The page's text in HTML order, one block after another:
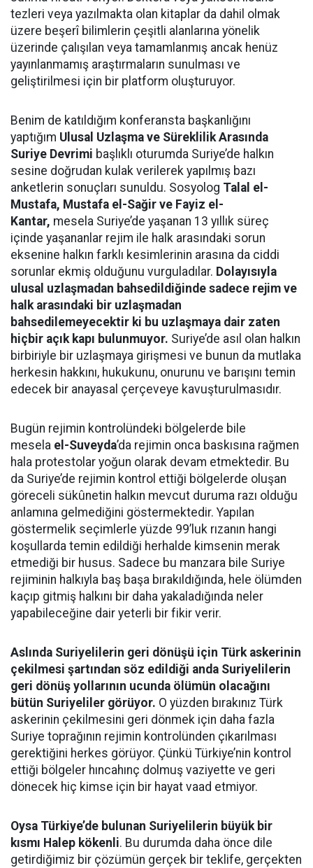
tezleri veya yazılmakta olan kitaplar da dahil olmak
üzere beşerî bilimlerin çeşitli alanlarına yönelik
üzerinde çalışılan veya tamamlanmış ancak henüz
yayınlanmamış araştırmaların sunulması ve
geliştirilmesi için bir platform oluşturuyor.
Benim de katıldığım konferansta başkanlığını
yaptığım Ulusal Uzlaşma ve Süreklilik Arasında
Suriye Devrimi başlıklı oturumda Suriye’de halkın
sesine doğrudan kulak verilerek yapılmış bazı
anketlerin sonuçları sunuldu. Sosyolog Talal el-
Mustafa, Mustafa el-Sağir ve Fayiz el-
Kantar, mesela Suriye’de yaşanan 13 yıllık süreç
içinde yaşananlar rejim ile halk arasındaki sorun
eksenine halkın farklı kesimlerinin arasına da ciddi
sorunlar ekmiş olduğunu vurguladılar. Dolayısıyla
ulusal uzlaşmadan bahsedildiğinde sadece rejim ve
halk arasındaki bir uzlaşmadan
bahsedilemeyecektir ki bu uzlaşmaya dair zaten
hiçbir açık kapı bulunmuyor. Suriye’de asıl olan halkın
birbiriyle bir uzlaşmaya girişmesi ve bunun da mutlaka
herkesin hakkını, hukukunu, onurunu ve barışını temin
edecek bir anayasal çerçeveye kavuşturulmasıdır.
Bugün rejimin kontrolündeki bölgelerde bile
mesela el-Suveyda’da rejimin onca baskısına rağmen
hala protestolar yoğun olarak devam etmektedir. Bu
da Suriye’de rejimin kontrol ettiği bölgelerde oluşan
göreceli sükûnetin halkın mevcut duruma razı olduğu
anlamına gelmediğini göstermektedir. Yapılan
göstermelik seçimlerle yüzde 99’luk rızanın hangi
koşullarda temin edildiği herhalde kimsenin merak
etmediği bir husus. Sadece bu manzara bile Suriye
rejiminin halkıyla baş başa bırakıldığında, hele ölümden
kaçıp gitmiş halkını bir daha yakaladığında neler
yapabileceğine dair yeterli bir fikir verir.
Aslında Suriyelilerin geri dönüşü için Türk askerinin
çekilmesi şartından söz edildiği anda Suriyelilerin
geri dönüş yollarının ucunda ölümün olacağını
bütün Suriyeliler görüyor. O yüzden bırakınız Türk
askerinin çekilmesini geri dönmek için daha fazla
Suriye toprağının rejimin kontrolünden çıkarılması
gerektiğini herkes görüyor. Çünkü Türkiye’nin kontrol
ettiği bölgeler hıncahınç dolmuş vaziyette ve geri
dönecek hiç kimse için bir hayat vaad etmiyor.
Oysa Türkiye’de bulunan Suriyelilerin büyük bir
kısmı Halep kökenli. Bu durumda daha önce dile
getirdiğimiz bir çözümün gerçek bir teklife, gerçekten